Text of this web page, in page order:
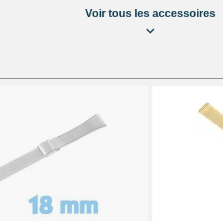
Voir tous les accessoires